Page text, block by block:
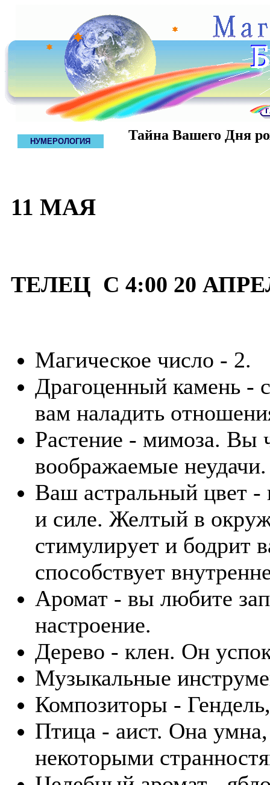
НУМЕРОЛОГИЯ Тайна Вашего Дня
11 МАЯ
ТЕЛЕЦ С 4:00 20
Магическое число - 2.
Драгоценный камень -
вам наладить
Растение - мимоза. Вы
воображаемые неудачи.
Ваш астральный цвет -
и силе. Желтый в
стимулирует и бодрит
способствует
Аромат - вы любите
настроение.
Дерево - клен. Он
Музыкальные
Композиторы -
Птица - аист. Она умна,
некоторыми